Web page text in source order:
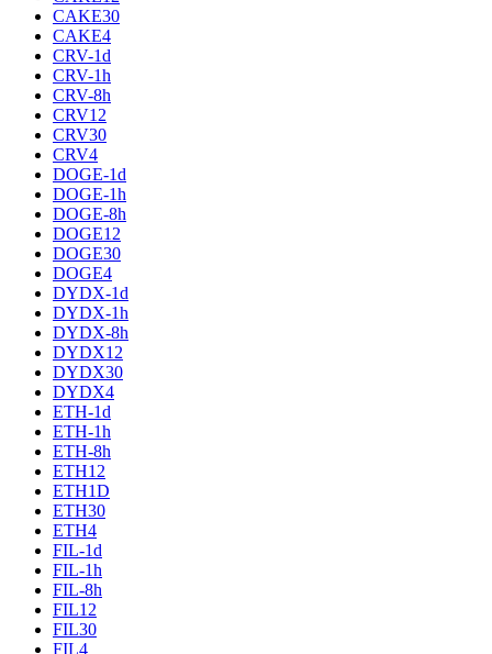
CAKE30
CAKE4
CRV-1d
CRV-1h
CRV-8h
CRV12
CRV30
CRV4
DOGE-1d
DOGE-1h
DOGE-8h
DOGE12
DOGE30
DOGE4
DYDX-1d
DYDX-1h
DYDX-8h
DYDX12
DYDX30
DYDX4
ETH-1d
ETH-1h
ETH-8h
ETH12
ETH1D
ETH30
ETH4
FIL-1d
FIL-1h
FIL-8h
FIL12
FIL30
FIL4